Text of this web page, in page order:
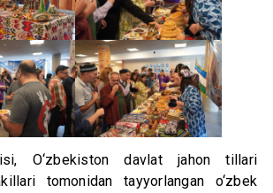
O‘zbekiston davlat jahon tillari
tomonidan tayyorlangan o‘zbek